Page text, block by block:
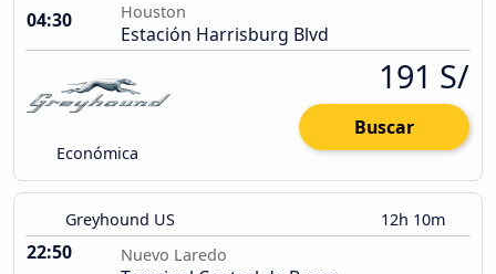
04:30
Houston
Estación Harrisburg Blvd
Económica
191 S/
Buscar
Greyhound US 12h 10m
22:50 Nuevo Laredo